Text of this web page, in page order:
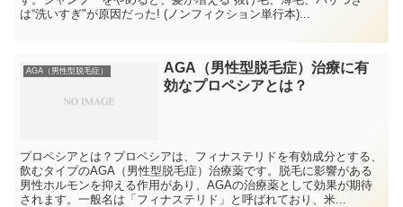
は“洗いすぎ"が原因だった! (ノンフィクション単行本)...
AGA（男性型脱毛症）
AGA（男性型脱毛症）治療に有
効なプロペシアとは？
プロペシアとは？プロペシアは、フィナステリドを有効成分とする、
飲むタイプのAGA（男性型脱毛症）治療薬です。脱毛に影響がある
男性ホルモンを抑える作用があり、AGAの治療薬として効果が期待
されます。一般名は「フィナステリド」と呼ばれており、米...